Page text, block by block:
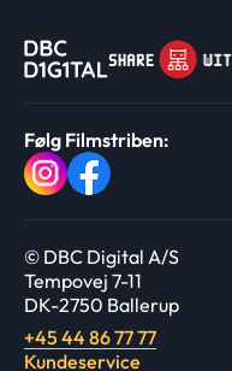
Følg Filmstriben:
© DBC Digital A/S
Tempovej 7-11
DK-2750 Ballerup
+45 44 86 77 77
Kundeservice